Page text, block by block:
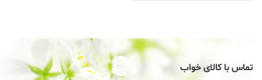
تماس با کالای خواب